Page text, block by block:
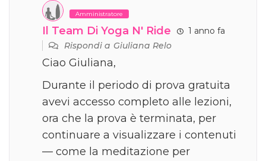
Amministratore
Il Team Di Yoga N' Ride
1 anno fa
Rispondi aGiuliana Relo
Ciao Giuliana,
Durante il periodo di prova gratuita
avevi accesso completo alle lezioni,
ora che la prova è terminata, per
continuare a visualizzare i contenuti
— come la meditazione per